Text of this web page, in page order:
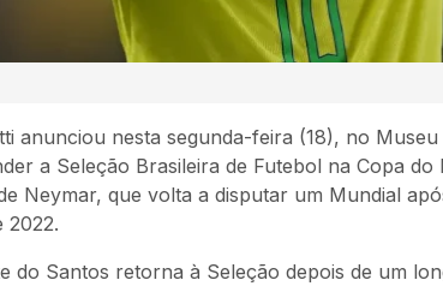
anunciou nesta segunda-feira (18), no
a Seleção Brasileira de Futebol na Copa do
Neymar, que volta a disputar um Mundial
2022.
do Santos retorna à Seleção depois de um